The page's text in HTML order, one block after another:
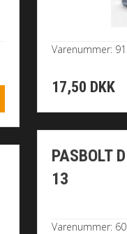
Varenummer:
17,50 DKK
PASBOLT
13
Varenummer: